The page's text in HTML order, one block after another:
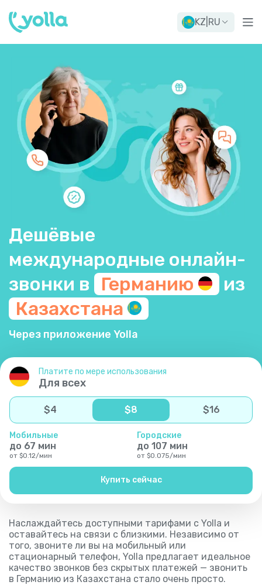
KZ RU
Дешёвые
международные онлайн-
звонки в
Германию
из
Казахстана
Через приложение Yolla
Платите по мере использования
Для всех
$4 $8 $16
Мобильные
до 67 мин
от $0.12/мин
Городские
до 107 мин
от $0.075/мин
Купить сейчас
Наслаждайтесь доступными тарифами с Yolla и
оставайтесь на связи с близкими. Независимо от
того, звоните ли вы на мобильный или
стационарный телефон, Yolla предлагает идеальное
качество звонков без скрытых платежей — звонить
в Германию из Казахстана стало очень просто.